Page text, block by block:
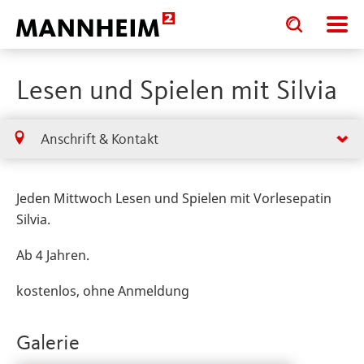
Toggle
search
input
Toggle
search
input
Lesen und Spielen mit Silvia
Anschrift & Kontakt
Jeden Mittwoch Lesen und Spielen mit Vorlesepatin
Silvia.
Ab 4 Jahren.
kostenlos, ohne Anmeldung
Galerie